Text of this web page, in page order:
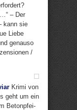
– Der
kann sie
Liebe
genauso
/
Krimi von
geht um ein
Be­ton­pfei­